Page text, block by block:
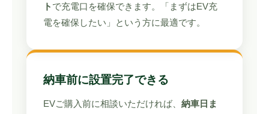
ト で充電口を確保できます。「まずはEV充
電を確保したい」という方に最適です。
納車前に設置完了できる
EVご購入前に相談いただければ、 納車日ま